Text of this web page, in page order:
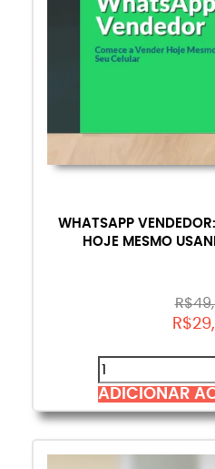
WHATSAPP
HOJE MESMO
R$
R$
ADICIONAR